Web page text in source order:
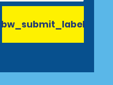
bw_submit_label